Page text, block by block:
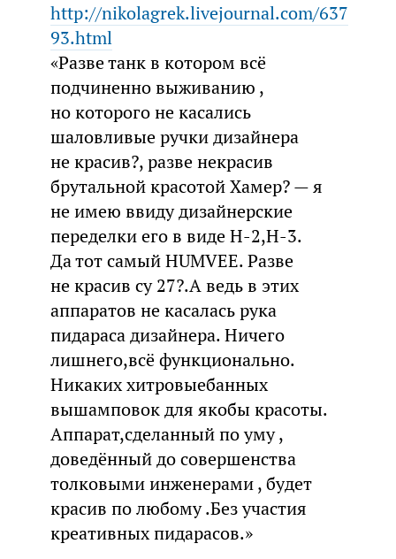
http://nikolagrek.livejournal.com/637
93.html
«Разве танк в котором всё
подчиненно выживанию ,
но которого не касались
шаловливые ручки дизайнера
не красив?, разве некрасив
брутальной красотой Хамер? — я
не имею ввиду дизайнерские
переделки его в виде Н-2,Н-3.
Да тот самый HUMVEE. Разве
не красив су 27?.А ведь в этих
аппаратов не касалась рука
пидараса дизайнера. Ничего
лишнего,всё функционально.
Никаких хитровыебанных
вышамповок для якобы красоты.
Аппарат,сделанный по уму ,
доведённый до совершенства
толковыми инженерами , будет
красив по любому .Без участия
креативных пидарасов.»